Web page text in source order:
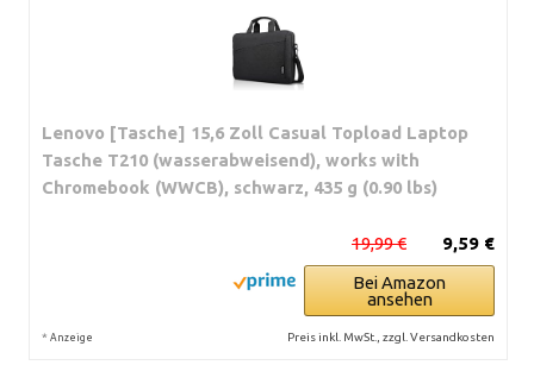
Lenovo [Tasche] 15,6 Zoll Casual Topload Laptop
Tasche T210 (wasserabweisend), works with
Chromebook (WWCB), schwarz, 435 g (0.90 lbs)
9,59 €
19,99 €
Bei Amazon
ansehen
* Anzeige Preis inkl. MwSt., zzgl. Versandkosten